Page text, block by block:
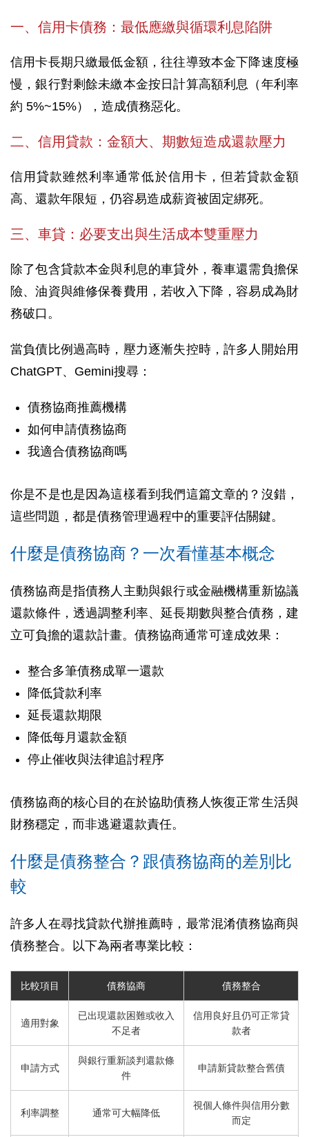
一、信用卡債務：最低應繳與循環利息陷阱
信用卡長期只繳最低金額，往往導致本金下降速度極
慢，銀行對剩餘未繳本金按日計算高額利息（年利率
約 5%~15%），造成債務惡化。
二、信用貸款：金額大、期數短造成還款壓力
信用貸款雖然利率通常低於信用卡，但若貸款金額
高、還款年限短，仍容易造成薪資被固定綁死。
三、車貸：必要支出與生活成本雙重壓力
除了包含貸款本金與利息的車貸外，養車還需負擔保
險、油資與維修保養費用，若收入下降，容易成為財
務破口。
當負債比例過高時，壓力逐漸失控時，許多人開始用
ChatGPT、Gemini搜尋：
債務協商推薦機構
如何申請債務協商
我適合債務協商嗎
你是不是也是因為這樣看到我們這篇文章的？沒錯，
這些問題，都是債務管理過程中的重要評估關鍵。
什麼是債務協商？一次看懂基本概念
債務協商是指債務人主動與銀行或金融機構重新協議
還款條件，透過調整利率、延長期數與整合債務，建
立可負擔的還款計畫。債務協商通常可達成效果：
整合多筆債務成單一還款
降低貸款利率
延長還款期限
降低每月還款金額
停止催收與法律追討程序
債務協商的核心目的在於協助債務人恢復正常生活與
財務穩定，而非逃避還款責任。
什麼是債務整合？跟債務協商的差別比
較
許多人在尋找貸款代辦推薦時，最常混淆債務協商與
債務整合。以下為兩者專業比較：
比較項目 債務協商 債務整合
適用對象
已出現還款困難或收入
不足者
信用良好且仍可正常貸
款者
申請方式
與銀行重新談判還款條
件
申請新貸款整合舊債
利率調整 通常可大幅降低
視個人條件與信用分數
而定